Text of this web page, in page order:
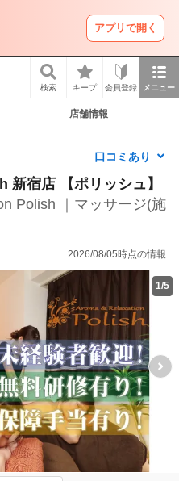
アプリで開く
検索 キープ 会員登録 メニュー
店舗情報
口コミあり
宿店 【ポリッシュ】
Polish ｜マッサージ(施
2026/08/05時点の情報
1/5